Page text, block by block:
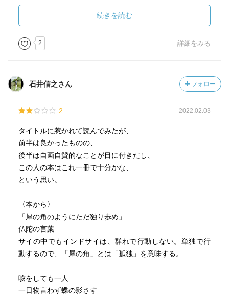
批判している人間に対しても、所詮この本はエッセイなの
だから、当人の考えにいちいちケチつけなや、とは思うの
だけどね。
・一人でいる時間は大切。そういう時間をちゃんと持とう
・でも他の人と接して刺激を受けることも重要だよ
という3行くらいにまとめられる程度の内容だと思うのだけ
この内容自体に反発する人はそうそういないんじゃないか
な。一人になりたいときもあれば、誰かと一緒にいたいと
きもある、それがにんげんだもの。依存体質の人は別とし
誰かに依存すると、自分の人生を歩めなくなる。それは困
るんじゃないかね。そうならないように自分の時間を作っ
て、誰にも依存しない、自立した自己を作ろう、それが本
書の主題だろうと。
加えて「孤独な時間を持って、それを楽しめる人には魅力
がついてくる。誰かに依存している人間には得られない魅
続きを読む
2 詳細をみる
石井信之さん フォロー
2 2022.02.03
タイトルに惹かれて読んでみたが、
前半は良かったものの、
後半は自画自賛的なことが目に付きだし、
この人の本はこれ一冊で十分かな、
という思い。
〈本から〉
「犀の角のようにただ独り歩め」
仏陀の言葉
サイの中でもインドサイは、群れで行動しない。単独で行
動するので、「犀の角」とは「孤独」を意味する。
咳をしても一人
一日物言わず蝶の影さす